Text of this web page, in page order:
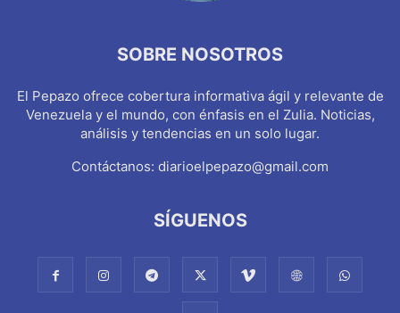
SOBRE NOSOTROS
El Pepazo ofrece cobertura informativa ágil y relevante de
Venezuela y el mundo, con énfasis en el Zulia. Noticias,
análisis y tendencias en un solo lugar.
Contáctanos: diarioelpepazo@gmail.com
SÍGUENOS